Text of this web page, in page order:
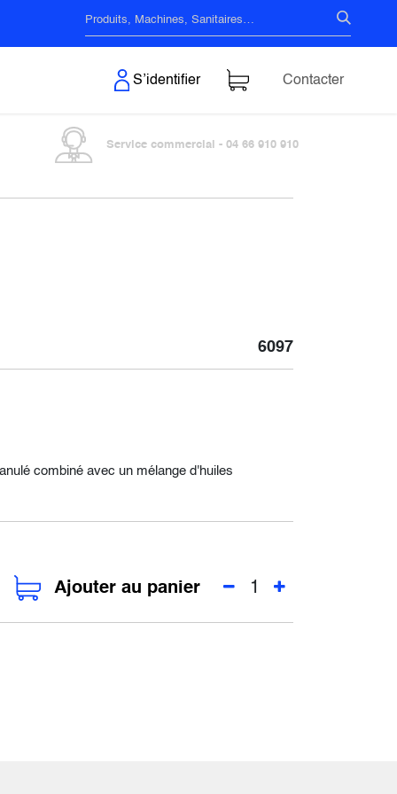
S’identifier Contacter
Service commercial - 04 66 910 910
6097
combiné avec un mélange d'huiles
Ajouter au panier